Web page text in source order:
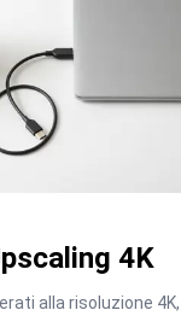
4K
alla risoluzione